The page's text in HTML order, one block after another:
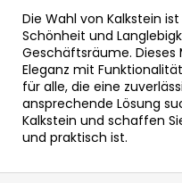
Die Wahl von Kalkstein
Schönheit und
Geschäftsräume.
Eleganz mit
für alle, die eine
ansprechende Lösung
Kalkstein und schaffen
und praktisch ist.